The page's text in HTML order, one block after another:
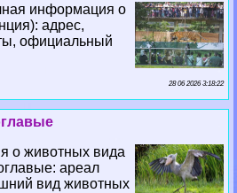
информация о
адрес,
официальный
28 06 2026 3:18:22
о животных вида
ареал
вид животных